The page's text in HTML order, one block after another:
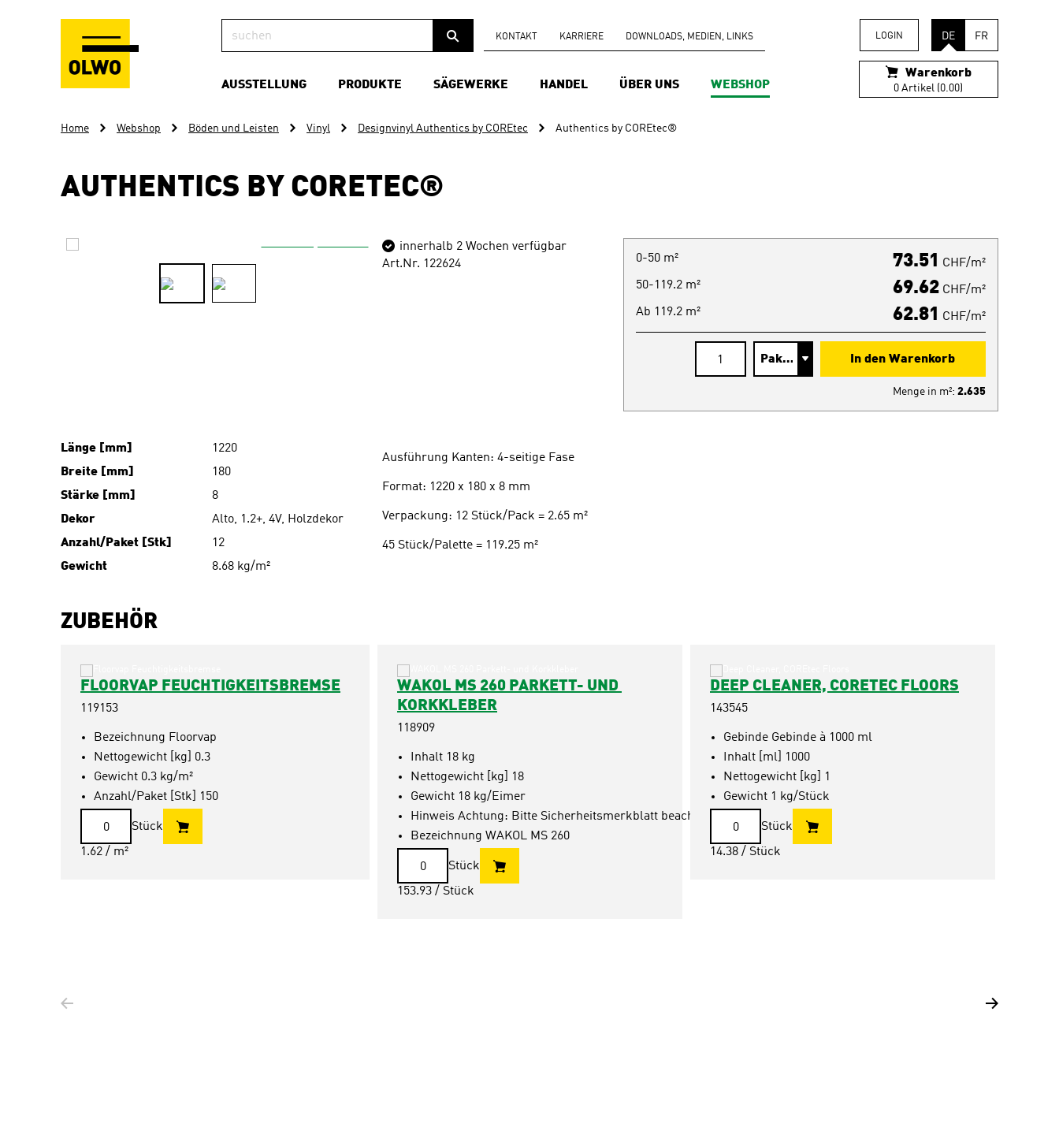
KONTAKT KARRIERE DOWNLOADS, MEDIEN, LINKS DE FR
LOGIN
Warenkorb
0 Artikel (0.00)
AUSSTELLUNG PRODUKTE SÄGEWERKE HANDEL ÜBER UNS WEBSHOP
Home Webshop Böden und Leisten Vinyl Designvinyl Authentics by COREtec Authentics by COREtec®
AUTHENTICS BY CORETEC®
innerhalb 2 Wochen verfügbar
Art.Nr. 122624
0-50 m² 73.51 CHF/m²
50-119.2 m²
69.62 CHF/m²
Ab 119.2 m²
62.81 CHF/m²
In den Warenkorb
Menge in m²: 2.635
Länge [mm]
1220
Breite [mm]
180
Stärke [mm]
8
Dekor
Alto, 1.2+, 4V, Holzdekor
Anzahl/Paket [Stk]
12
Gewicht
8.68 kg/m²
Ausführung Kanten: 4-seitige Fase
Format: 1220 x 180 x 8 mm
Verpackung: 12 Stück/Pack = 2.65 m²
45 Stück/Palette = 119.25 m²
ZUBEHÖR
FLOORVAP FEUCHTIGKEITSBREMSE
119153
Bezeichnung Floorvap
Nettogewicht [kg] 0.3
Gewicht 0.3 kg/m²
Anzahl/Paket [Stk] 150
Stück
1.62 / m²
WAKOL MS 260 PARKETT- UND
KORKKLEBER
118909
Inhalt 18 kg
Nettogewicht [kg] 18
Gewicht 18 kg/Eimer
Hinweis Achtung: Bitte Sicherheitsmerkblatt beachten.
Bezeichnung WAKOL MS 260
Stück
153.93 / Stück
DEEP CLEANER, CORETEC FLOORS
143545
Gebinde Gebinde à 1000 ml
Inhalt [ml] 1000
Nettogewicht [kg] 1
Gewicht 1 kg/Stück
Stück
14.38 / Stück